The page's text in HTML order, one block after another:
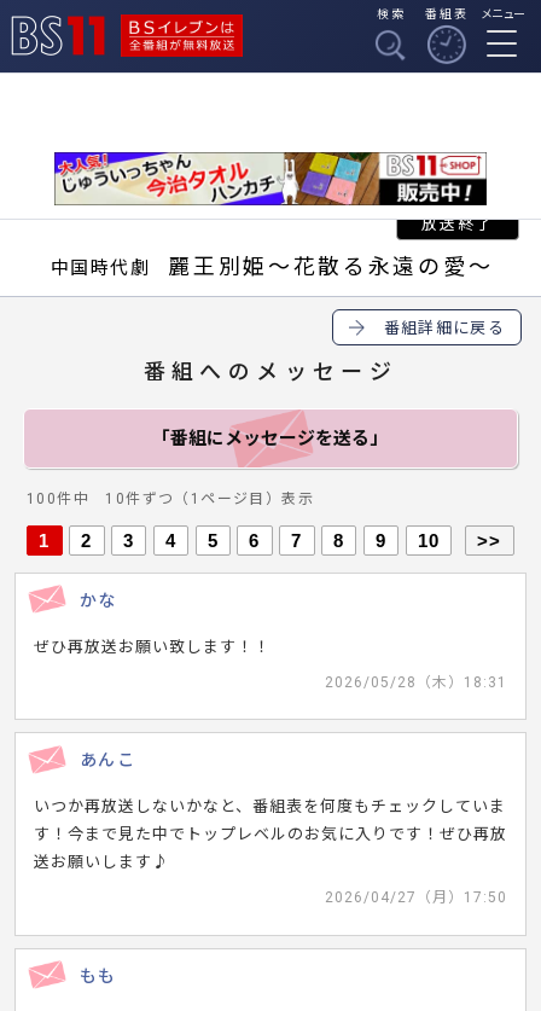
BSイレブンは全番組
検索 番組表 メニュー
中国時代劇 麗王別姫～花散る永遠の愛～
番組詳細に戻る
番組へのメッセージ
「番組にメッセージを送る」
100件中 10件ずつ（1ページ目）表示
1 2 3 4 5 6 7 8 9 10 >>
かな
ぜひ再放送お願い致します！！
2026/05/28（木）18:31
あんこ
いつか再放送しないかなと、番組表を何度もチェックしていま
す！今まで見た中でトップレベルのお気に入りです！ぜひ再放
送お願いします♪
2026/04/27（月）17:50
もも